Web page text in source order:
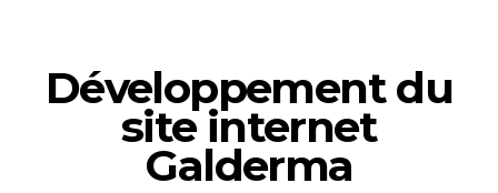
Développement du
site internet
Galderma